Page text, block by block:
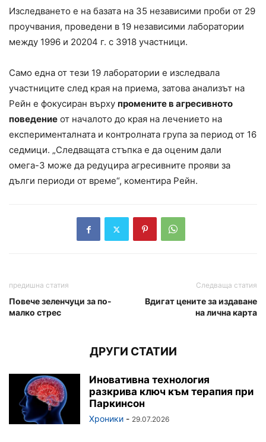
Изследването е на базата на 35 независими проби от 29
проучвания, проведени в 19 независими лаборатории
между 1996 и 20204 г. с 3918 участници.
Само една от тези 19 лаборатории е изследвала
участниците след края на приема, затова анализът на
Рейн е фокусиран върху промените в агресивното
поведение от началото до края на лечението на
експерименталната и контролната група за период от 16
седмици. „Следващата стъпка е да оценим дали
омега-3 може да редуцира агресивните прояви за
дълги периоди от време“, коментира Рейн.
предишна статия
Повече зеленчуци за по-
малко стрес
Следваща статия
Вдигат цените за издаване
на лична карта
ДРУГИ СТАТИИ
Иновативна технология
разкрива ключ към терапия при
Паркинсон
Хроники - 29.07.2026